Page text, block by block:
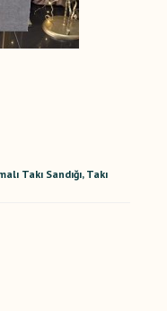
Takı Sandığı, Takı